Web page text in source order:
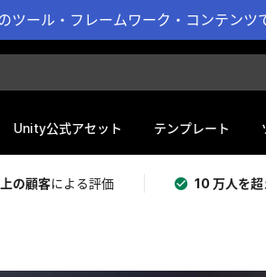
ツール・フレームワーク・コンテンツ
Unity公式アセット テンプレート
の顧客による評価 10 万人を